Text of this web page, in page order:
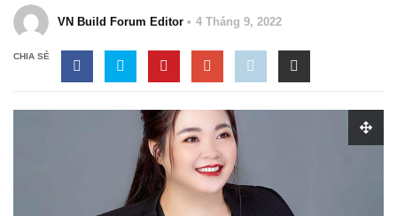
VN Build Forum Editor 4 Tháng 9, 2022
CHIA SẺ